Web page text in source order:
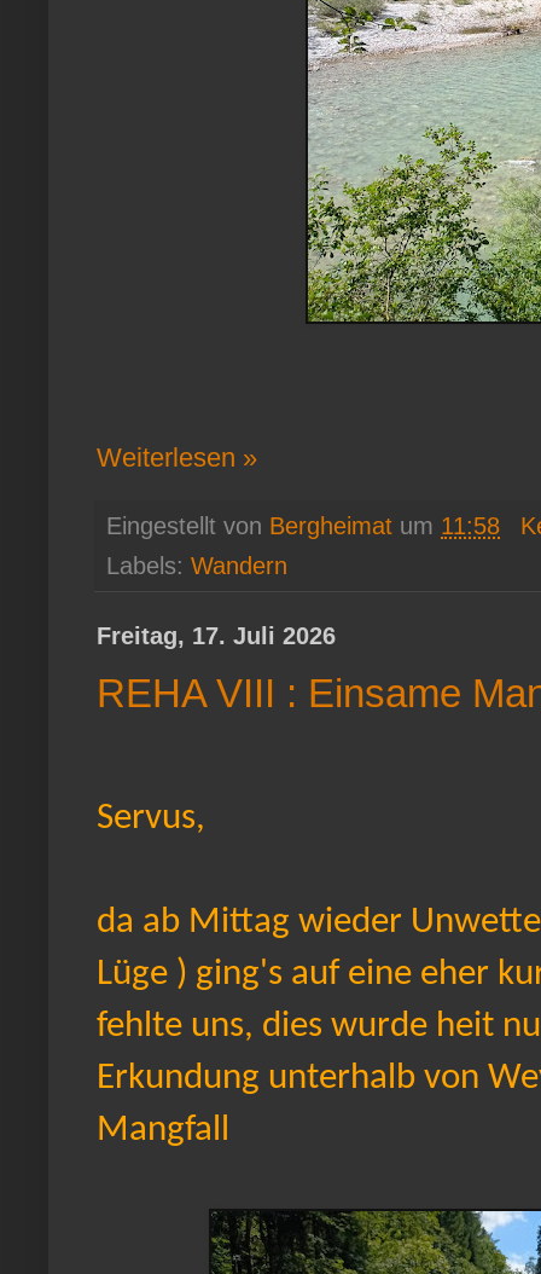
Weiterlesen »
Eingestellt von Bergheimat um 11:58
Labels: Wandern
Freitag, 17. Juli 2026
REHA VIII : Einsame
Servus,
da ab Mittag wieder
Lüge ) ging's auf eine eher
fehlte uns, dies wurde heit
Erkundung unterhalb von
Mangfall